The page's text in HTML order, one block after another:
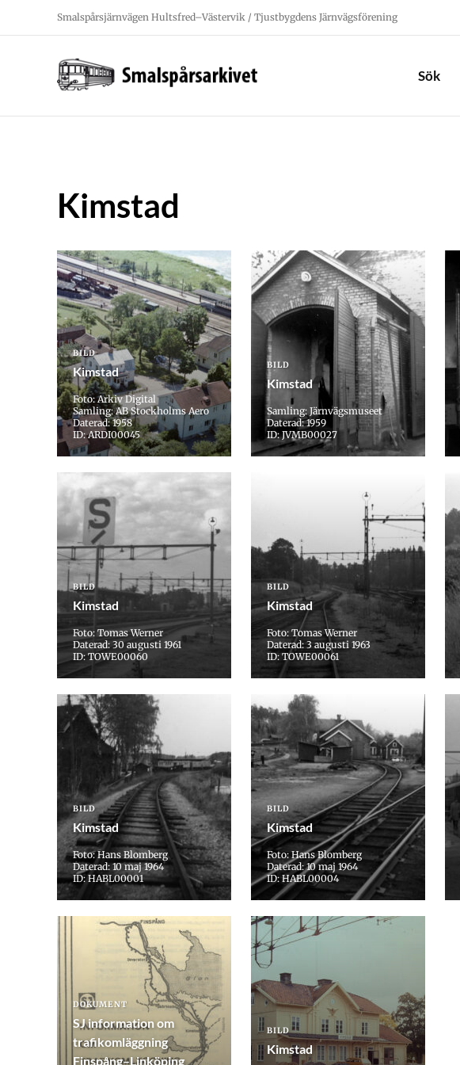
Smalspårsjärnvägen Hultsfred–Västervik / Tjustbygdens Järnvägsförening
Sök
Kimstad
BILD
Kimstad
Foto: Arkiv Digital
Samling: AB Stockholms Aero
Daterad: 1958
ID: ARDI00045
BILD
Kimstad
Samling: Järnvägsmuseet
Daterad: 1959
ID: JVMB00027
BILD
Kimstad
Foto: Tomas Werner
Daterad: 30 augusti 1961
ID: TOWE00060
BILD
Kimstad
Foto: Tomas Werner
Daterad: 3 augusti 1963
ID: TOWE00061
BILD
Kimstad
Foto: Hans Blomberg
Daterad: 10 maj 1964
ID: HABL00001
BILD
Kimstad
Foto: Hans Blomberg
Daterad: 10 maj 1964
ID: HABL00004
DOKUMENT
SJ information om
trafikomläggning
Finspång–Linköping
BILD
Kimstad